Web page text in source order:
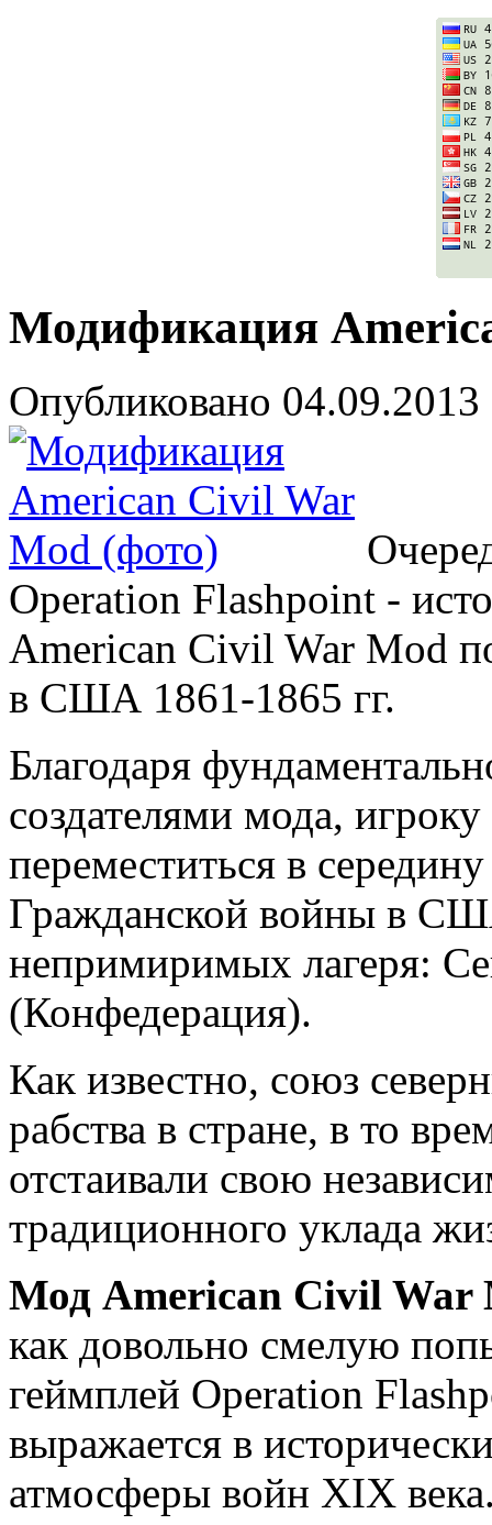
Модификация
Опубликовано 04.09.2013
Operation Flashpoint -
American Civil War Mod
в США 1861-1865 гг.
Благодаря
создателями мода,
переместиться в
Гражданской войны в
непримиримых лагеря:
(Конфедерация).
Как известно, союз
рабства в стране, в то
отстаивали свою
традиционного уклада
Мод American Civil War
как довольно смелую
геймплей Operation
выражается в
атмосферы войн XIX